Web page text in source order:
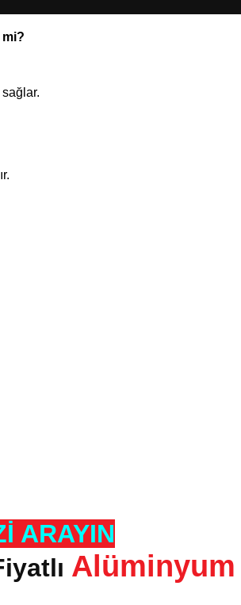
ARAYIN
Alüminyum